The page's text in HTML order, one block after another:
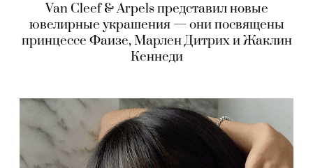
Van Cleef & Arpels представил новые
ювелирные украшения — они посвящены
принцессе Фаизе, Марлен Дитрих и Жаклин
Кеннеди